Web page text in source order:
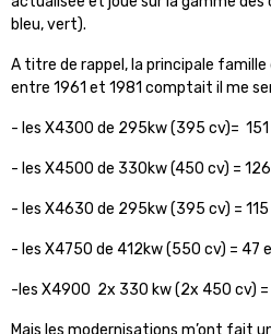
bleu, vert).
A titre de rappel, la principale
entre 1961 et 1981 comptait il me
- les X4300 de 295kw (395 cv)=
- les X4500 de 330kw (450 cv) =
- les X4630 de 295kw (395 cv) =
- les X4750 de 412kw (550 cv) = 47
-les X4900 2x 330 kw (2x 450 cv)
Mais les modernisations m’ont fait